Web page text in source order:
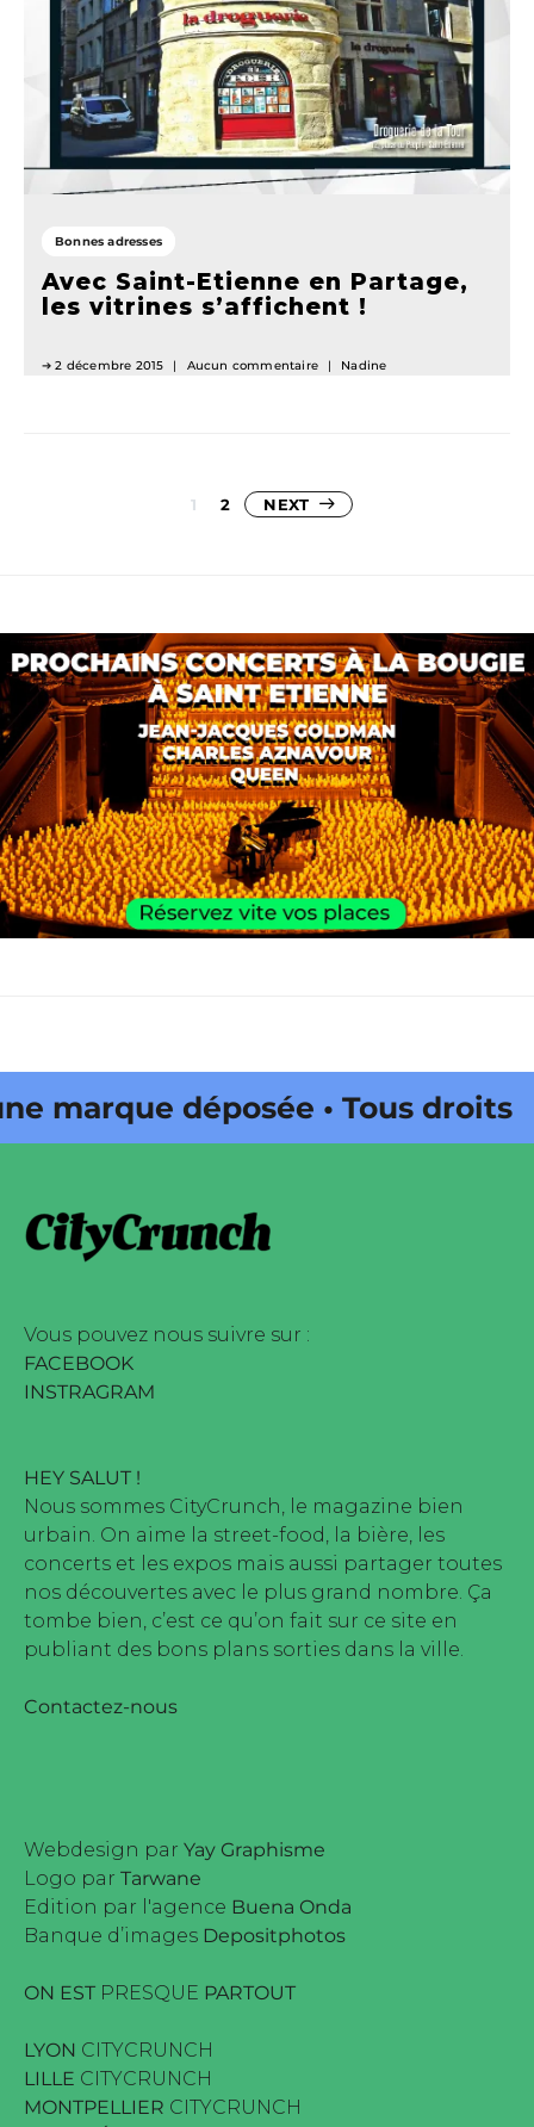
Bonnes adresses
Avec Saint-Etienne en Partage,
les vitrines s’affichent !
2 décembre 2015 Aucun commentaire Nadine
Pagination
1 2 NEXT
déposée • Tous droits
déposée • Tous droits
édité par Buena Onda Web •
Vous pouvez nous suivre sur :
FACEBOOK
INSTRAGRAM
HEY SALUT !
Nous sommes CityCrunch, le magazine bien
urbain. On aime la street-food, la bière, les
concerts et les expos mais aussi partager toutes
nos découvertes avec le plus grand nombre. Ça
tombe bien, c’est ce qu’on fait sur ce site en
publiant des bons plans sorties dans la ville.
Contactez-nous
Webdesign par Yay Graphisme
Logo par Tarwane
Edition par l'agence Buena Onda
Banque d’images Depositphotos
ON EST PRESQUE PARTOUT
LYON CITYCRUNCH
LILLE CITYCRUNCH
MONTPELLIER CITYCRUNCH